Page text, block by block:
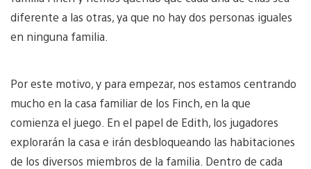
diferente a las otras, ya que no hay dos personas iguales
en ninguna familia.
Por este motivo, y para empezar, nos estamos centrando
mucho en la casa familiar de los Finch, en la que
comienza el juego. En el papel de Edith, los jugadores
explorarán la casa e irán desbloqueando las habitaciones
de los diversos miembros de la familia. Dentro de cada